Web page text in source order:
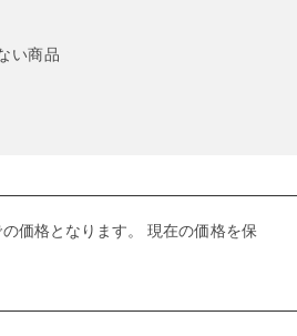
い商品
価格となります。 現在の価格を保